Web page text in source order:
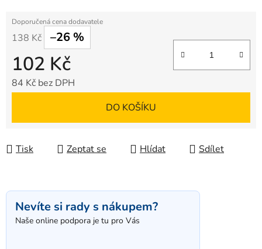
138 Kč –26 %
102 Kč
84 Kč bez DPH
DO KOŠÍKU
Tisk Zeptat se Hlídat Sdílet
Nevíte si rady s nákupem?
Naše online podpora je tu pro Vás